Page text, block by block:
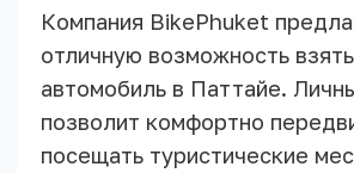
машину, вы можете оставить заявку через
форму обратной связи. С вами свяжется наш
менеджер, чтобы уточнить детали.
возврата, а также узнать какие машины
сейчас есть в наличии.